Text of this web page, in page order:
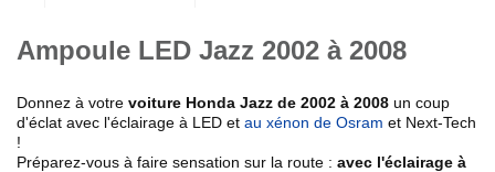
Ampoule LED Jazz 2002 à 2008
Donnez à votre voiture Honda Jazz de 2002 à 2008 un coup
d'éclat avec l'éclairage à LED et au xénon de Osram et Next-Tech
!
Préparez-vous à faire sensation sur la route : avec l'éclairage à